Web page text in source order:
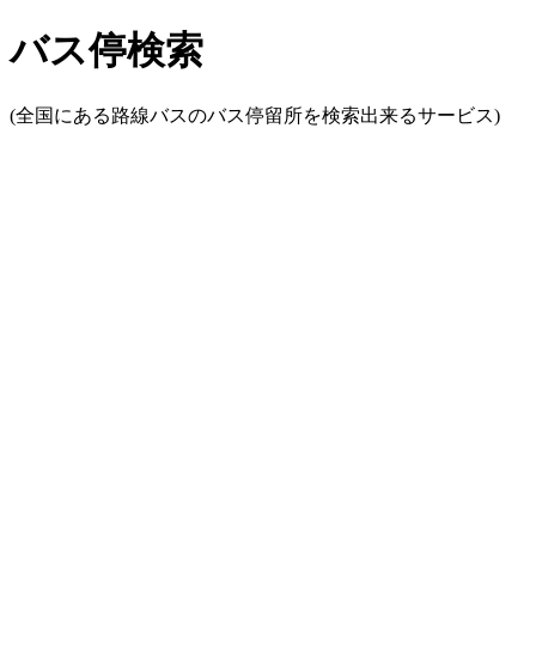
バス停検索
(全国にある路線バスのバス停留所を検索出来るサービス)